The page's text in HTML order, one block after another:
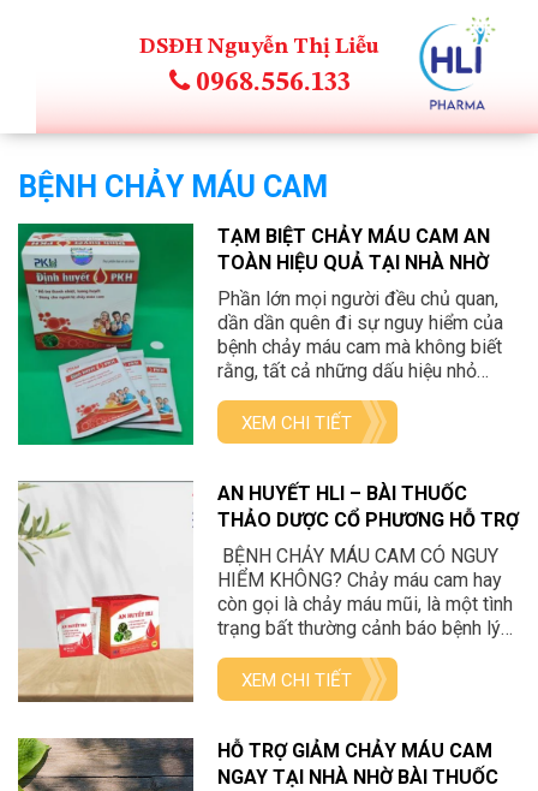
DSĐH Nguyễn Thị Liễu
0968.556.133
BỆNH CHẢY MÁU CAM
TẠM BIỆT CHẢY MÁU CAM AN
TOÀN HIỆU QUẢ TẠI NHÀ NHỜ
THẢO DƯỢC ĐÔNG Y
Phần lớn mọi người đều chủ quan,
dần dần quên đi sự nguy hiểm của
bệnh chảy máu cam mà không biết
rằng, tất cả những dấu hiệu nhỏ
giống như “một que diêm nhỏ ném
vào đống rơm khô”. Ban đầu chỉ là
một triệu chứng, thỉnh thoảng gặp
XEM CHI TIẾT
AN HUYẾT HLI – BÀI THUỐC
THẢO DƯỢC CỔ PHƯƠNG HỖ TRỢ
HẾT CHẢY MÁU CAM TẠI NHÀ
BỆNH CHẢY MÁU CAM CÓ NGUY
HIỂM KHÔNG? Chảy máu cam hay
còn gọi là chảy máu mũi, là một tình
trạng bất thường cảnh báo bệnh lý
nào đó trong cơ thể. Đa phần, các
trường hợp chảy máu cam là lành
tính, không có biến chứng gì quá
XEM CHI TIẾT
HỖ TRỢ GIẢM CHẢY MÁU CAM
NGAY TẠI NHÀ NHỜ BÀI THUỐC